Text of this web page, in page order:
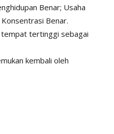
Benar; Usaha
Benar.
tempat tertinggi sebagai
kembali oleh